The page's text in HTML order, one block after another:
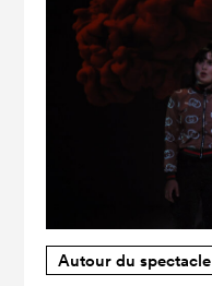
Autour du spectacle